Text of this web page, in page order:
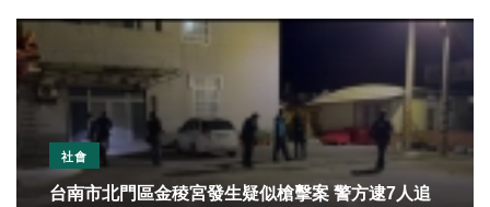
社會
台南市北門區金稜宮發生疑似槍擊案 警方逮7人追